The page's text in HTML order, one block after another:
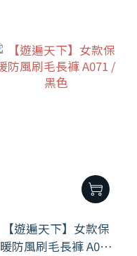
【遊遍天下】女款保
暖防風刷毛長褲 A071